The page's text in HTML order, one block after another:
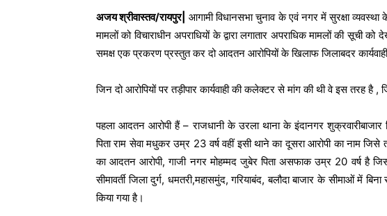
अजय श्रीवास्तव/रायपुर| आगामी विधानसभा चुनाव के एवं नगर में सुरक्षा व्यवस्था
मामलों को विचाराधीन अपराधियों के द्वारा लगातार अपराधिक मामलों की
समक्ष एक प्रकरण प्रस्तुत कर दो आदतन आरोपियों के खिलाफ जिलाबदर
जिन दो आरोपियों पर तड़ीपार कार्यवाही की कलेक्टर से मांग की थी वे इस तरह है ,
पहला आदतन आरोपी हैं – राजधानी के उरला थाना के इंदानगर शुक्रवारीबाजार
पिता राम सेवा मधुकर उम्र 23 वर्ष वहीं इसी थाने का दूसरा आरोपी का नाम जिसे
का आदतन आरोपी, गाजी नगर मोहम्मद जुबेर पिता असफाक उम्र 20 वर्ष है
सीमावर्ती जिला दुर्ग, धमतरी,महासमुंद, गरियाबंद, बलौदा बाजार के सीमाओं में
किया गया है।